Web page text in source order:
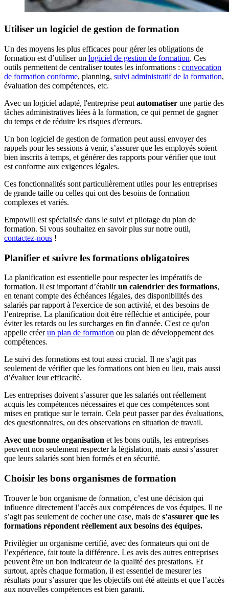
Utiliser un logiciel de gestion de formation
Un des moyens les plus efficaces pour gérer les obligations de
formation est d’utiliser un logiciel de gestion de formation. Ces
outils permettent de centraliser toutes les informations : convocation
de formation conforme, planning, suivi administratif de la formation,
évaluation des compétences, etc.
Avec un logiciel adapté, l'entreprise peut automatiser une partie des
tâches administratives liées à la formation, ce qui permet de gagner
du temps et de réduire les risques d'erreurs.
Un bon logiciel de gestion de formation peut aussi envoyer des
rappels pour les sessions à venir, s’assurer que les employés soient
bien inscrits à temps, et générer des rapports pour vérifier que tout
est conforme aux exigences légales.
Ces fonctionnalités sont particulièrement utiles pour les entreprises
de grande taille ou celles qui ont des besoins de formation
complexes et variés.
Empowill est spécialisée dans le suivi et pilotage du plan de
formation. Si vous souhaitez en savoir plus sur notre outil,
contactez-nous !
Planifier et suivre les formations obligatoires
La planification est essentielle pour respecter les impératifs de
formation. Il est important d’établirun calendrier des formations,
en tenant compte des échéances légales, des disponibilités des
salariés par rapport à l'exercice de son activité, et des besoins de
l’entreprise. La planification doit être réfléchie et anticipée, pour
éviter les retards ou les surcharges en fin d'année. C'est ce qu'on
appelle créerun plan de formation ou plan de développement des
compétences.
Le suivi des formations est tout aussi crucial. Il ne s’agit pas
seulement de vérifier que les formations ont bien eu lieu, mais aussi
d’évaluer leur efficacité.
Les entreprises doivent s’assurer que les salariés ont réellement
acquis les compétences nécessaires et que ces compétences sont
mises en pratique sur le terrain. Cela peut passer par des évaluations,
des questionnaires, ou des observations en situation de travail.
Avec une bonne organisation et les bons outils, les entreprises
peuvent non seulement respecter la législation, mais aussi s’assurer
que leurs salariés sont bien formés et en sécurité.
Choisir les bons organismes de formation
Trouver le bon organisme de formation, c’est une décision qui
influence directement l’accès aux compétences de vos équipes. Il ne
s’agit pas seulement de cocher une case, mais de s’assurer que les
formations répondent réellement aux besoins des équipes.
Privilégier un organisme certifié, avec des formateurs qui ont de
l’expérience, fait toute la différence. Les avis des autres entreprises
peuvent être un bon indicateur de la qualité des prestations. Et
surtout, après chaque formation, il est essentiel de mesurer les
résultats pour s’assurer que les objectifs ont été atteints et que l’accès
aux nouvelles compétences est bien garanti.